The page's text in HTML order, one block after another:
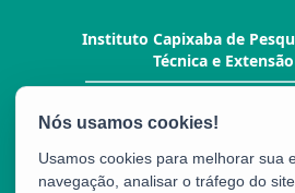
Instituto Capixaba de
Técnica e
CEP: 29052-010 -
Usamos cookies para melhorar sua
navegação, analisar o tráfego do